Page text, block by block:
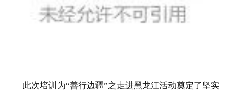
此次培训为“善行边疆”之走进黑龙江活动奠定了坚实